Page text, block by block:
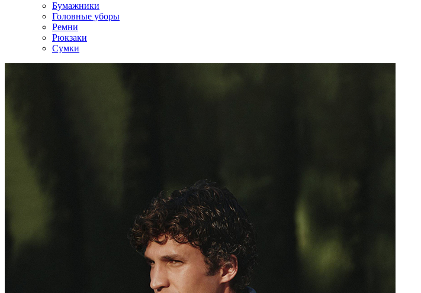
Бумажники
Головные уборы
Ремни
Рюкзаки
Сумки